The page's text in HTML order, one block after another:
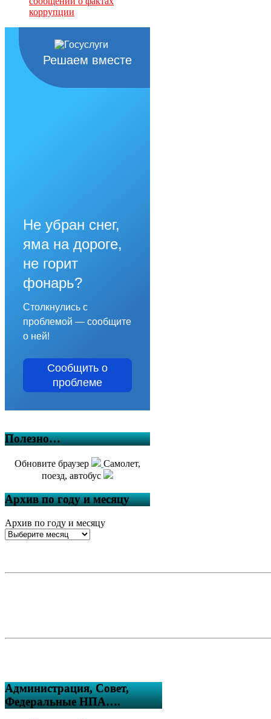
коррупции
Решаем вместе
Не убран снег,
яма на дороге,
не горит
фонарь?
Столкнулись с
проблемой — сообщите
о ней!
Сообщить о
проблеме
Полезно…
Обновите браузер
Самолет,
поезд, автобус
Архив по году и месяцу
Архив по году и месяцу
Администрация, Совет,
Федеральные НПА….